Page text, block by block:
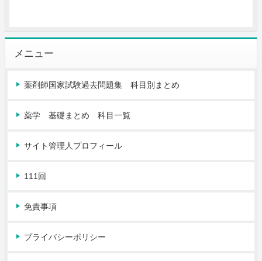
メニュー
薬剤師国家試験過去問題集 科目別まとめ
薬学 基礎まとめ 科目一覧
サイト管理人プロフィール
111回
免責事項
プライバシーポリシー